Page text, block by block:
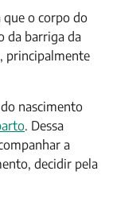
o corpo do
da barriga da
principalmente
nascimento
. Dessa
a
decidir pela